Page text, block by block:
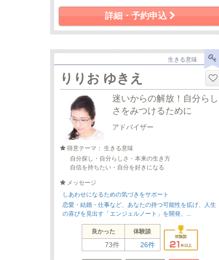
詳細・予約申込
生きる意味
りりお ゆきえ
迷いからの解放！自分らし
さをみつけるために
アドバイザー
得意テーマ： 生きる意味
自分探し・自分らしさ・本来の生き方
自信を持ちたい・自分を好きになる
メッセージ
しあわせになるための気づきをサポート
恋愛・結婚・仕事など、あなたの持つ可能性を拡げ、人生
の喜びを見出す「エンジェルノート」を開発、...
良かった 体験談
73件 26件